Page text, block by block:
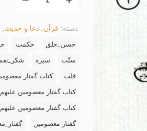
گفتار
علیهم
السلام
(جلد
دسته: قرآن، دعا و حدیث,
حسن_خلق حکمت
سنّت سیره
قلب کتاب گفتار
کتاب گفتار معصومین علیهم
کتاب گفتار معصومین علیهم السلام (جلد 2)
گفتار معصومین